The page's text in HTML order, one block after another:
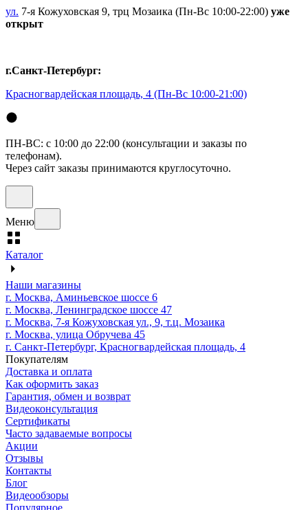
ул. 7-я Кожуховская 9, трц Мозаика (Пн-Вс 10:00-22:00) уже
открыт
г.Санкт-Петербург:
Красногвардейская площадь, 4 (Пн-Вс 10:00-21:00)
ПН-ВС: с 10:00 до 22:00 (консультации и заказы по
телефонам).
Через сайт заказы принимаются круглосуточно.
Меню
Каталог
Наши магазины
г. Москва, Аминьевское шоссе 6
г. Москва, Ленинградское шоссе 47
г. Москва, 7-я Кожуховская ул., 9, т.ц. Мозаика
г. Москва, улица Обручева 45
г. Санкт-Петербург, Красногвардейская площадь, 4
Покупателям
Доставка и оплата
Как оформить заказ
Гарантия, обмен и возврат
Видеоконсультация
Сертификаты
Часто задаваемые вопросы
Акции
Отзывы
Контакты
Блог
Видеообзоры
Популярное